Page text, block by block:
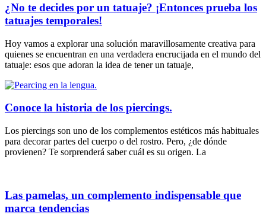
¿No te decides por un tatuaje? ¡Entonces prueba los
tatuajes temporales!
Hoy vamos a explorar una solución maravillosamente creativa para
quienes se encuentran en una verdadera encrucijada en el mundo del
tatuaje: esos que adoran la idea de tener un tatuaje,
Conoce la historia de los piercings.
Los piercings son uno de los complementos estéticos más habituales
para decorar partes del cuerpo o del rostro. Pero, ¿de dónde
provienen? Te sorprenderá saber cuál es su origen. La
Las pamelas, un complemento indispensable que
marca tendencias